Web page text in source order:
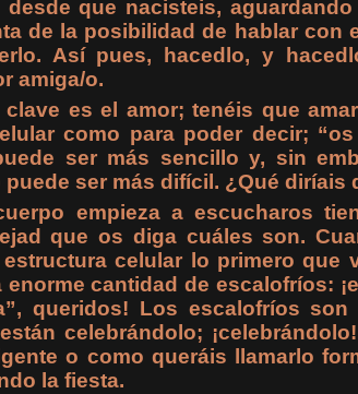
desde que nacisteis,
de la posibilidad de hablar con
Así pues, hacedlo, y
amiga/o.
clave es el amor; tenéis que
como para poder decir;
ser más sencillo y, sin
ser más difícil. ¿Qué diríais
empieza a escucharos
que os diga cuáles son.
celular lo primero que
enorme cantidad de escalofríos:
queridos! Los escalofríos
celebrándolo;
o como queráis llamarlo
la fiesta.